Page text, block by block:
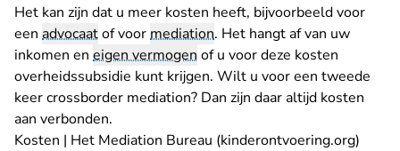
Het kan zijn dat u meer kosten heeft, bijvoorbeeld voor
een advocaatof voormediation. Het hangt af van uw
inkomen en eigen vermogen of u voor deze kosten
overheidssubsidie kunt krijgen. Wilt u voor een tweede
keer crossborder mediation? Dan zijn daar altijd kosten
aan verbonden.
Kosten | Het Mediation Bureau (kinderontvoering.org)